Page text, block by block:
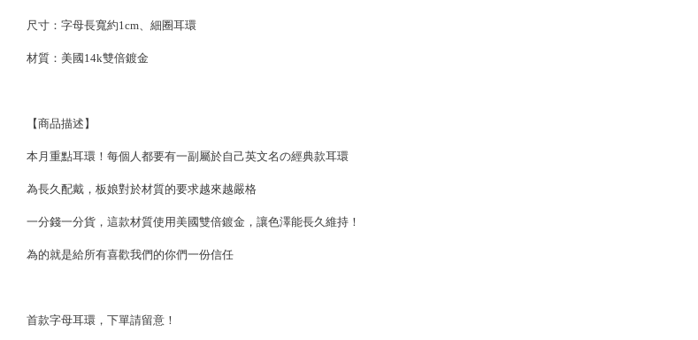
尺寸：字母長寬約1cm、細圈耳環
材質：美國14k雙倍鍍金
【商品描述】
本月重點耳環！每個人都要有一副屬於自己英文名の經典款耳環
為長久配戴，板娘對於材質的要求越來越嚴格
一分錢一分貨，這款材質使用美國雙倍鍍金，讓色澤能長久維持！
為的就是給所有喜歡我們的你們一份信任
首款字母耳環，下單請留意！